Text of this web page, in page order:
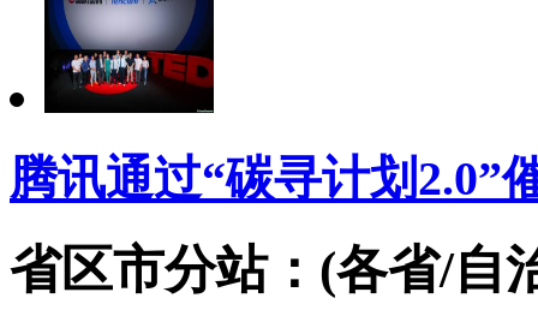
腾讯通过“碳寻计划2.0”
省区市分站：(各省/自